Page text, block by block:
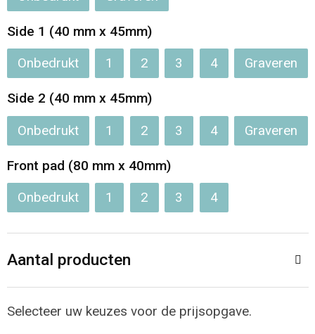
Overalls
Schorten en Sloven
Regenkleding
Hygiëne en Persoonlijke verzorging
Sporttassen
Boodschappentassen
Schoudertassen
Matrozentassen
Papieren tassen
Tablettassen
Heuptassen
Side 1 (40 mm x 45mm)
Onbedrukt 1 2 3 4 Graveren
Side 2 (40 mm x 45mm)
Onbedrukt 1 2 3 4 Graveren
Front pad (80 mm x 40mm)
Onbedrukt 1 2 3 4
Aantal producten
Selecteer uw keuzes voor de prijsopgave.